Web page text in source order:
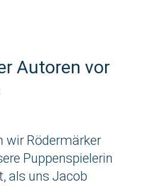
Autoren vor
wir Rödermärker
Puppenspielerin
als uns Jacob